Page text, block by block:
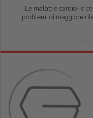
Le malattie cardio- e
problemi di maggiore